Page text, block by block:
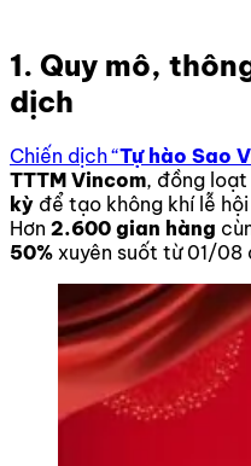
1. Quy mô,
dịch
Chiến dịch “Tự hào Sao
TTTM Vincom, đồng
kỳ để tạo không khí lễ
Hơn 2.600 gian hàng
50% xuyên suốt từ 01/